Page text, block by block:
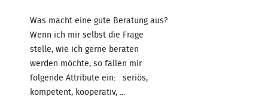
Was macht eine gute Beratung aus?
Wenn ich mir selbst die Frage
stelle, wie ich gerne beraten
werden möchte, so fallen mir
folgende Attribute ein: seriös,
kompetent, kooperativ, ...